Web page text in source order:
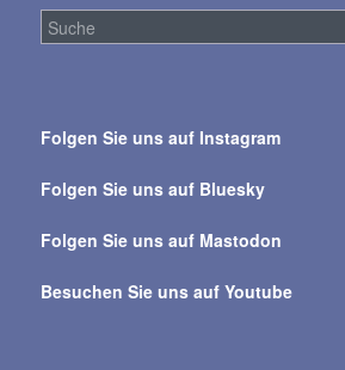
alle
Folgen Sie uns auf Instagram
Folgen Sie uns auf Bluesky
Folgen Sie uns auf Mastodon
Besuchen Sie uns auf Youtube